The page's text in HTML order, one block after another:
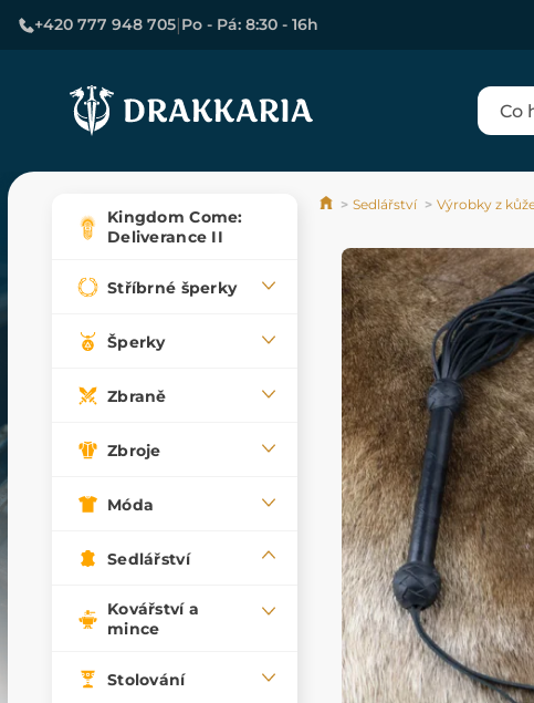
+420 777 948 705|Po - Pá: 8:30 - 16h
Kingdom Come:
Deliverance II
Stříbrné šperky
Šperky
Zbraně
Zbroje
Móda
Sedlářství
Kovářství a
mince
Stolování
Sedlářství Výrobky z